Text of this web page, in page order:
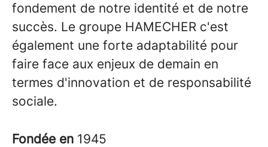
fondement de notre identité et de notre
succès. Le groupe HAMECHER c'est
également une forte adaptabilité pour
faire face aux enjeux de demain en
termes d'innovation et de responsabilité
sociale.
Fondée en 1945